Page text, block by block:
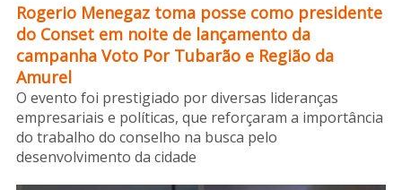
Rogerio Menegaz toma posse como presidente
do Conset em noite de lançamento da
campanha Voto Por Tubarão e Região da
Amurel
O evento foi prestigiado por diversas lideranças
empresariais e políticas, que reforçaram a importância
do trabalho do conselho na busca pelo
desenvolvimento da cidade